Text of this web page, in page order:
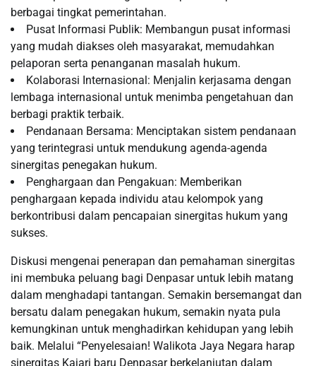
berbagai tingkat pemerintahan.
Pusat Informasi Publik: Membangun pusat informasi
yang mudah diakses oleh masyarakat, memudahkan
pelaporan serta penanganan masalah hukum.
Kolaborasi Internasional: Menjalin kerjasama dengan
lembaga internasional untuk menimba pengetahuan dan
berbagi praktik terbaik.
Pendanaan Bersama: Menciptakan sistem pendanaan
yang terintegrasi untuk mendukung agenda-agenda
sinergitas penegakan hukum.
Penghargaan dan Pengakuan: Memberikan
penghargaan kepada individu atau kelompok yang
berkontribusi dalam pencapaian sinergitas hukum yang
sukses.
Diskusi mengenai penerapan dan pemahaman sinergitas
ini membuka peluang bagi Denpasar untuk lebih matang
dalam menghadapi tantangan. Semakin bersemangat dan
bersatu dalam penegakan hukum, semakin nyata pula
kemungkinan untuk menghadirkan kehidupan yang lebih
baik. Melalui “Penyelesaian! Walikota Jaya Negara harap
sinergitas Kajari baru Denpasar berkelanjutan dalam